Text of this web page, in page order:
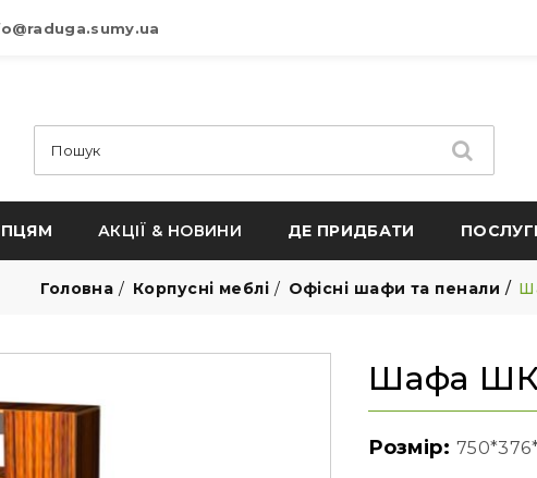
АКЦІЇ & НОВИНИ ДЕ ПРИДБАТИ
Головна Корпусні меблі Офісні шафи та пенали
Шафа
Розмір: